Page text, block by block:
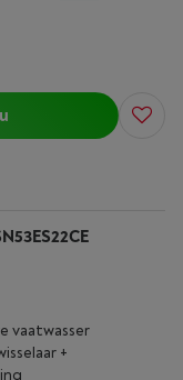
vaatwasser
+